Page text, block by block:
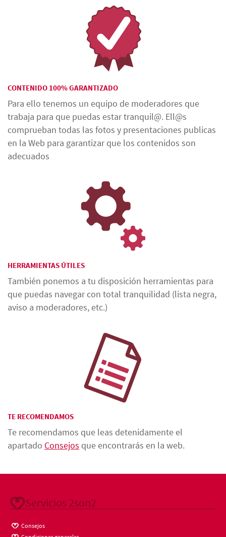
CONTENIDO 100% GARANTIZADO
Para ello tenemos un equipo de moderadores que
trabaja para que puedas estar tranquil@. Ell@s
comprueban todas las fotos y presentaciones publicas
en la Web para garantizar que los contenidos son
adecuados
HERRAMIENTAS ÚTILES
También ponemos a tu disposición herramientas para
que puedas navegar con total tranquilidad (lista negra,
aviso a moderadores, etc.)
TE RECOMENDAMOS
Te recomendamos que leas detenidamente el
apartado Consejos que encontrarás en la web.
Servicios 2son2
Consejos